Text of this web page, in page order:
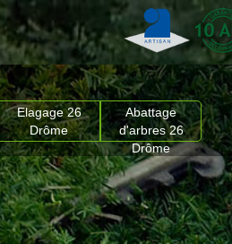
Elagage 26
Drôme
Abattage
d'arbres 26
Drôme